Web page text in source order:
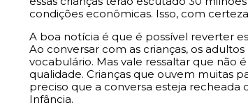
condições econômicas. Isso, com
A boa notícia é que é possível reverter
Ao conversar com as crianças, os
vocabulário. Mas vale ressaltar que não
qualidade. Crianças que ouvem muitas
preciso que a conversa esteja recheada
Infância.